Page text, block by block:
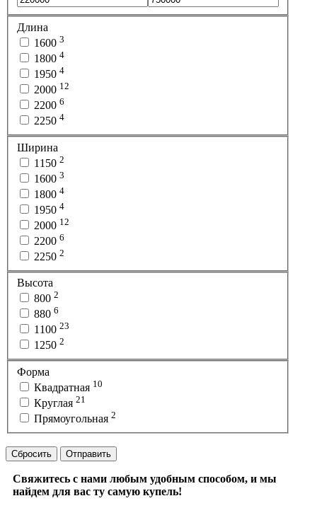
Длина
1600 3
1800 4
1950 4
2000 12
2200 6
2250 4
Ширина
1150 2
1600 3
1800 4
1950 4
2000 12
2200 6
2250 2
Высота
800 2
880 6
1100 23
1250 2
Форма
Квадратная 10
Круглая 21
Прямоугольная 2
Сбросить Отправить
Свяжитесь с нами любым удобным способом, и мы
найдем для вас ту самую купель!